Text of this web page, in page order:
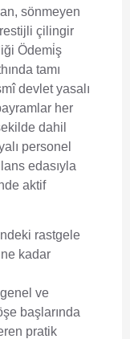
sönmeyen
çilingir
Ödemi̇ş
tamı
devlet yasalı
her
dahil
personel
edasıyla
aktif
rastgele
kadar
ve
başlarında
pratik